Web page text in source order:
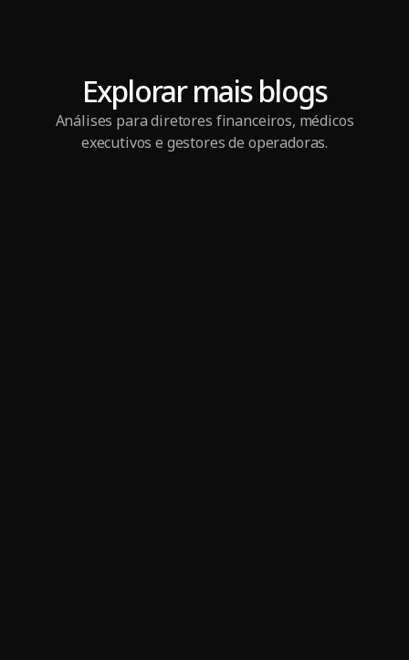
Explorar mais blogs
Análises para diretores financeiros, médicos
executivos e gestores de operadoras.